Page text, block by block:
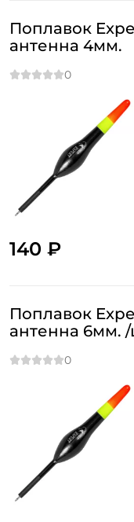
Поплавок
антенна 4мм.
140 ₽
Поплавок
антенна 6мм.